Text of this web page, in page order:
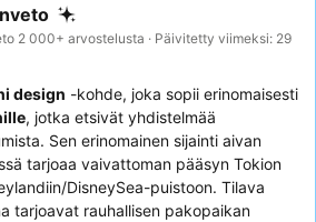
2 000+ arvostelusta · Päivitetty viimeksi: 29
design -kohde, joka sopii erinomaisesti
, jotka etsivät yhdistelmää
Sen erinomainen sijainti aivan
tarjoaa vaivattoman pääsyn Tokion
DisneySea-puistoon. Tilava
tarjoavat rauhallisen pakopaikan